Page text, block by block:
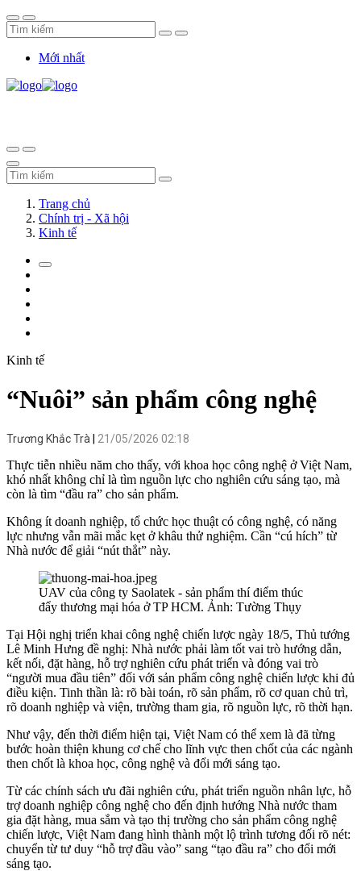
Mới nhất
Trang chủ
Chính trị - Xã hội
Kinh tế
Kinh tế
“Nuôi” sản phẩm công nghệ
Trương Khắc Trà 21/05/2026 02:18
Thực tiễn nhiều năm cho thấy, với khoa học công nghệ ở Việt Nam,
khó nhất không chỉ là tìm nguồn lực cho nghiên cứu sáng tạo, mà
còn là tìm “đầu ra” cho sản phẩm.
Không ít doanh nghiệp, tổ chức học thuật có công nghệ, có năng
lực nhưng vẫn mãi mắc kẹt ở khâu thử nghiệm. Cần “cú hích” từ
Nhà nước để giải “nút thắt” này.
UAV của công ty Saolatek - sản phẩm thí điểm thúc
đẩy thương mại hóa ở TP HCM. Ảnh: Tường Thụy
Tại Hội nghị triển khai công nghệ chiến lược ngày 18/5, Thủ tướng
Lê Minh Hưng đề nghị: Nhà nước phải làm tốt vai trò hướng dẫn,
kết nối, đặt hàng, hỗ trợ nghiên cứu phát triển và đóng vai trò
“người mua đầu tiên” đối với sản phẩm công nghệ chiến lược khi đủ
điều kiện. Tinh thần là: rõ bài toán, rõ sản phẩm, rõ cơ quan chủ trì,
rõ doanh nghiệp và viện, trường tham gia, rõ nguồn lực, rõ thời hạn.
Như vậy, đến thời điểm hiện tại, Việt Nam có thể xem là đã từng
bước hoàn thiện khung cơ chế cho lĩnh vực then chốt của các ngành
then chốt là khoa học, công nghệ và đổi mới sáng tạo.
Từ các chính sách ưu đãi nghiên cứu, phát triển nguồn nhân lực, hỗ
trợ doanh nghiệp công nghệ cho đến định hướng Nhà nước tham
gia đặt hàng, mua sắm và tạo thị trường cho sản phẩm công nghệ
chiến lược, Việt Nam đang hình thành một lộ trình tương đối rõ nét:
chuyển từ tư duy “hỗ trợ đầu vào” sang “tạo đầu ra” cho đổi mới
sáng tạo.